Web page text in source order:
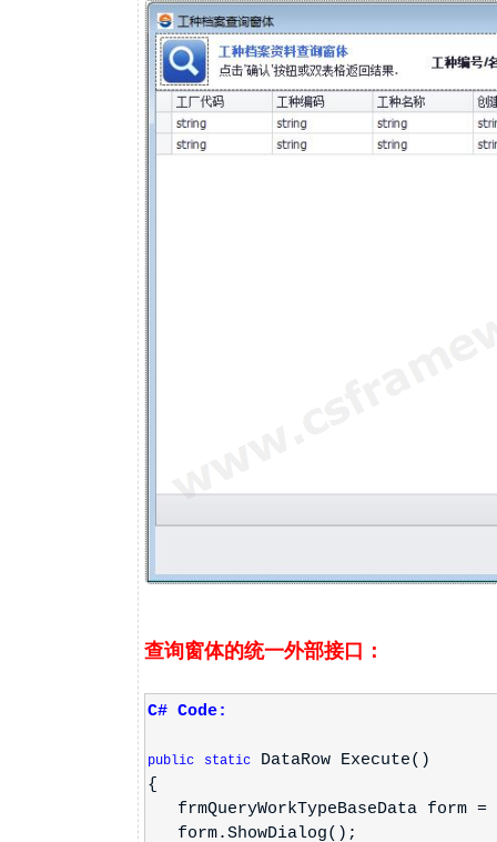
查询窗体的统一外部接口：
C# Code:
public static
DataRow Execute()
{
frmQueryWorkTypeBaseData form =
form.ShowDialog();